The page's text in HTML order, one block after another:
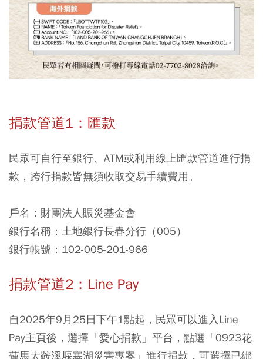
捐款管道1：匯款
民眾可自行至銀行、ATM或利用線上匯款管道進行捐
款，跨行捐款皆無須收取交易手續費用。
戶名：財團法人賑災基金會
銀行名稱：土地銀行長春分行（005）
銀行帳號：102-005-201-966
捐款管道2：Line Pay
自2025年9月25日下午1點起，民眾可以進入Line
Pay主頁後，選擇「愛心捐款」平台，點選「0923花
蓮馬太鞍溪堰塞湖災害專案」進行捐款 ，可選擇已綁